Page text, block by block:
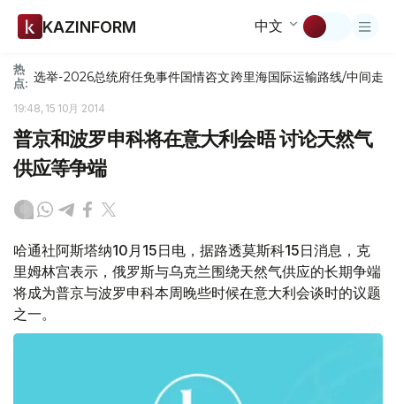
KAZINFORM 中文
热
点: 选举-2026总统府任免事件国情咨文跨里海国际运输路线/中间走廊
19:48, 15 10月 2014
普京和波罗申科将在意大利会晤 讨论天然气
供应等争端
哈通社阿斯塔纳10月15日电，据路透莫斯科15日消息，克
里姆林宫表示，俄罗斯与乌克兰围绕天然气供应的长期争端
将成为普京与波罗申科本周晚些时候在意大利会谈时的议题
之一。